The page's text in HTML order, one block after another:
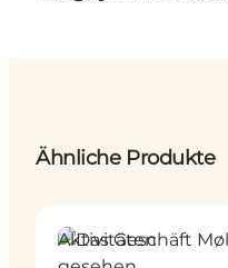
Ähnliche Produkte
Aktivitäten